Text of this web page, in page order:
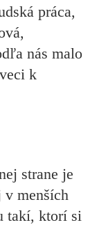
práca,
nás malo
k
strane je
menších
takí, ktorí si